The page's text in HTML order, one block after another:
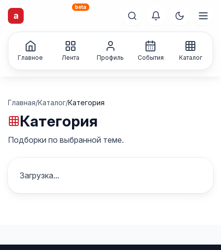
a
beta
Главное Лента Профиль События Каталог
Главная/Каталог/Категория
Категория
Подборки по выбранной теме.
Загрузка...